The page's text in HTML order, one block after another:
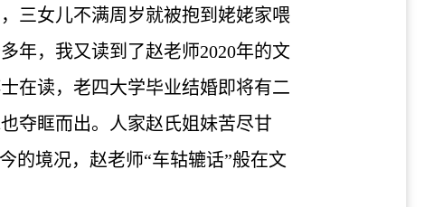
三女儿不满周岁就被抱到姥姥家喂
年，我又读到了赵老师2020年的文
在读，老四大学毕业结婚即将有二
夺眶而出。人家赵氏姐妹苦尽甘
的境况，赵老师“车轱辘话”般在文